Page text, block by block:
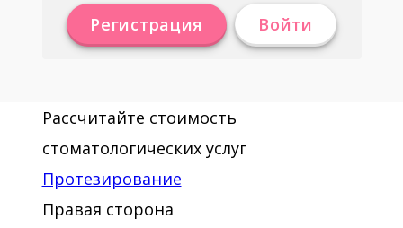
Регистрация Войти
Рассчитайте стоимость
стоматологических услуг
Протезирование
Правая сторона